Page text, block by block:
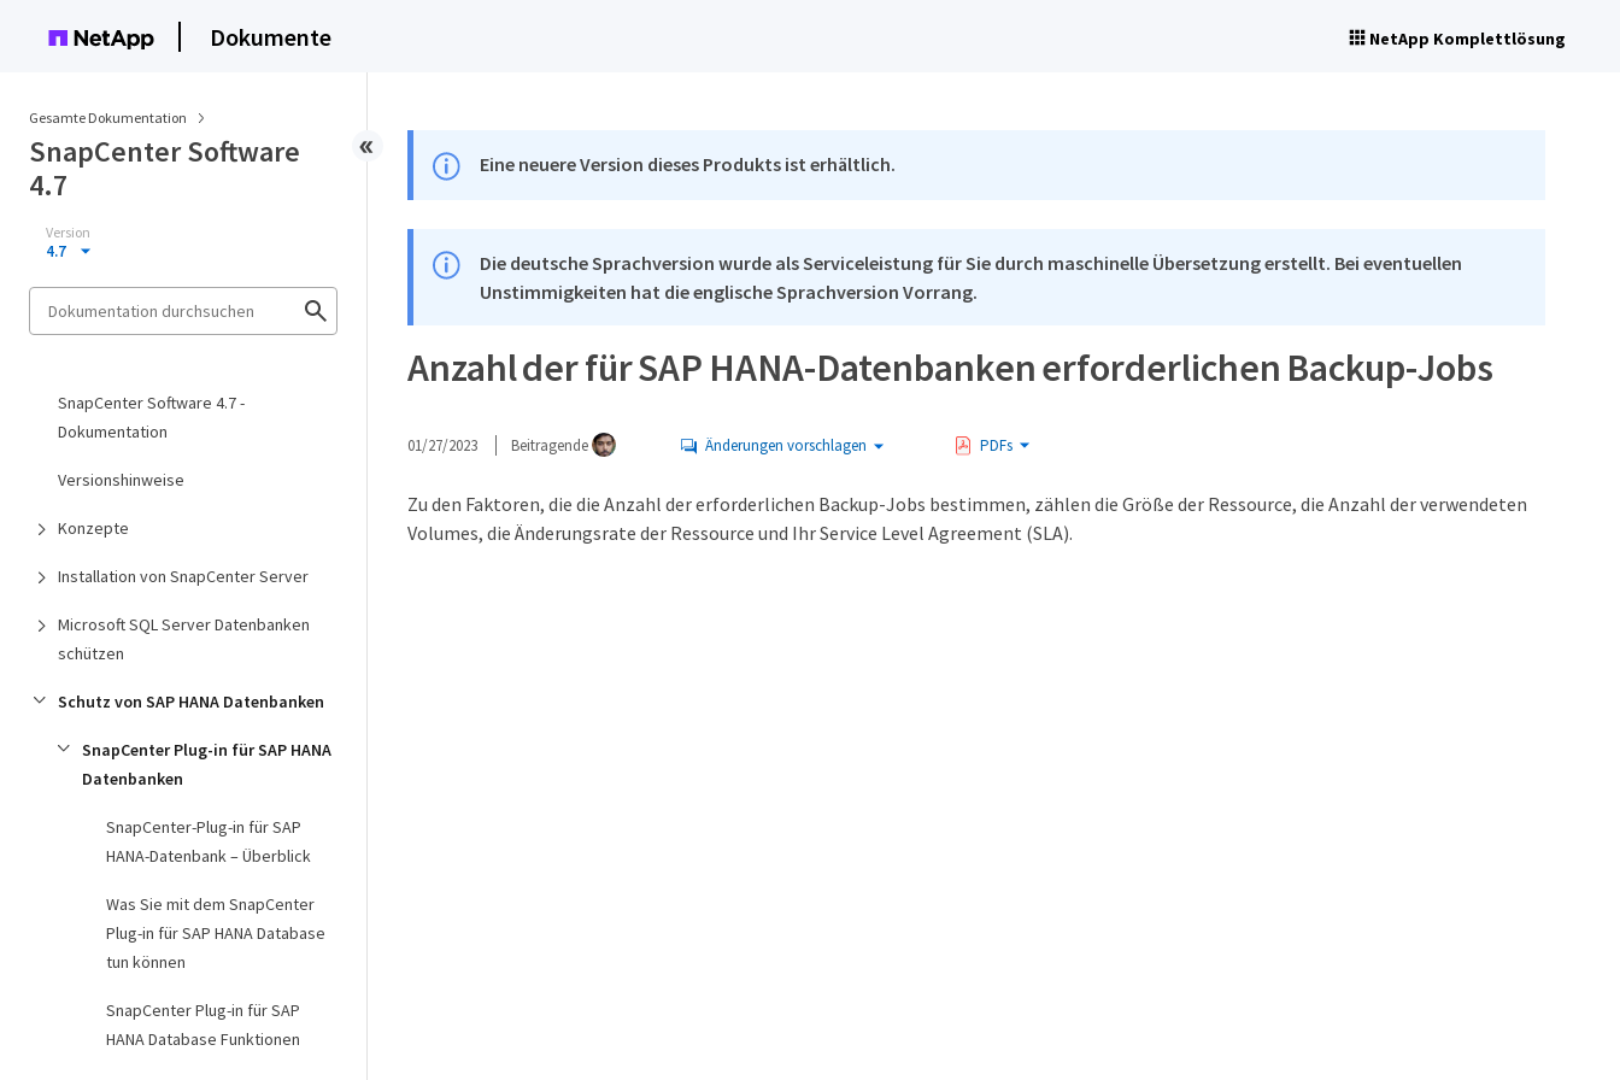
Dokumente NetApp Komplettlösung
Gesamte Dokumentation
SnapCenter Software
4.7
Version
4.7
SnapCenter Software 4.7 -
Dokumentation
Versionshinweise
Konzepte
Installation von SnapCenter Server
Microsoft SQL Server Datenbanken
schützen
Schutz von SAP HANA Datenbanken
SnapCenter Plug-in für SAP HANA
Datenbanken
SnapCenter-Plug-in für SAP
HANA-Datenbank – Überblick
Was Sie mit dem SnapCenter
Plug-in für SAP HANA Database
tun können
SnapCenter Plug-in für SAP
HANA Database Funktionen
Eine neuere Version dieses Produkts ist erhältlich.
Die deutsche Sprachversion wurde als Serviceleistung für Sie durch maschinelle Übersetzung erstellt. Bei eventuellen
Unstimmigkeiten hat die englische Sprachversion Vorrang.
Anzahl der für SAP HANA-Datenbanken erforderlichen Backup-Jobs
01/27/2023 Beitragende Änderungen vorschlagen PDFs
Zu den Faktoren, die die Anzahl der erforderlichen Backup-Jobs bestimmen, zählen die Größe der Ressource, die Anzahl der verwendeten
Volumes, die Änderungsrate der Ressource und Ihr Service Level Agreement (SLA).